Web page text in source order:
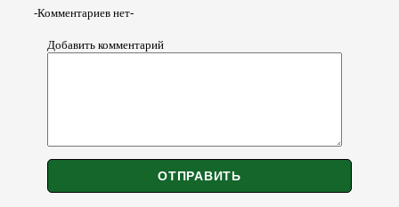
-Комментариев нет-
Добавить комментарий